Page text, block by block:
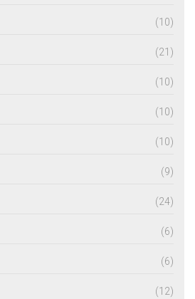
(10)
(21)
(10)
(10)
(10)
(9)
(24)
(6)
(6)
(12)